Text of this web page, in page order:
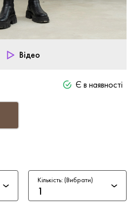
Відео
Є в наявності
Кількість: (Вибрати)
1